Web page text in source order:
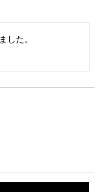
した。